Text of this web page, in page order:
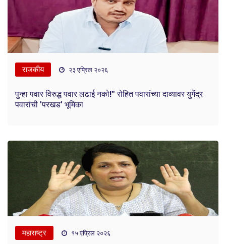
राजकीय २३ एप्रिल २०२६
पुन्हा पवार विरुद्ध पवार लढाई नको!" रोहित पवारांच्या दाव्यावर युगेंद्र
पवारांची 'परखड' भूमिका
महाराष्ट्र १५ एप्रिल २०२६